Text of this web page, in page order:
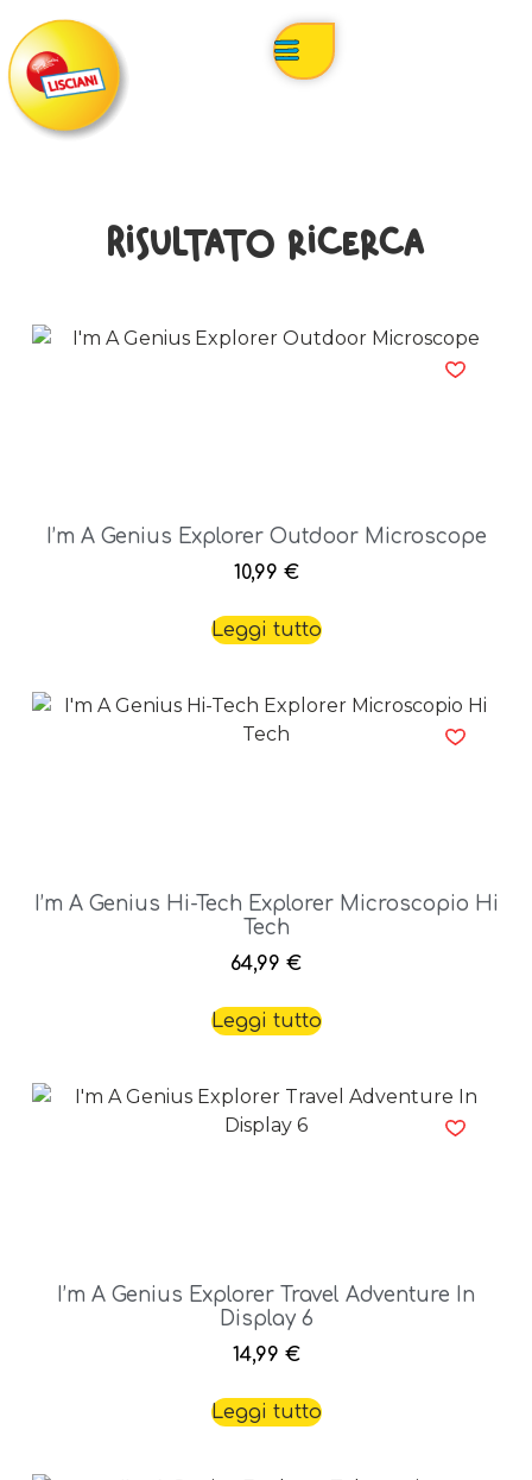
Risultato ricerca
I’m A Genius Explorer Outdoor Microscope
10,99 €
Leggi tutto
I’m A Genius Hi-Tech Explorer Microscopio Hi
Tech
64,99 €
Leggi tutto
I’m A Genius Explorer Travel Adventure In
Display 6
14,99 €
Leggi tutto